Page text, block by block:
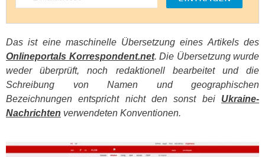
Das ist eine maschinelle Übersetzung eines Artikels des
Onlineportals Korrespondent.net. Die Übersetzung wurde
weder überprüft, noch redaktionell bearbeitet und die
Schreibung von Namen und geographischen
Bezeichnungen entspricht nicht den sonst bei Ukraine-
Nachrichten verwendeten Konventionen.